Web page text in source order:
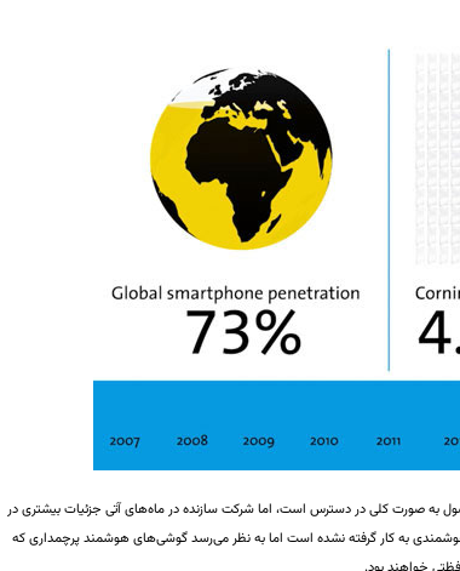
شده است و این محصول به صورت کلی در دسترس است، اما شرکت سازنده در ماه‌های آتی جزئیات بیشتری در
به کار گرفته نشده است اما به نظر می‌رسد گوشی‌های هوشمند پرچمداری که